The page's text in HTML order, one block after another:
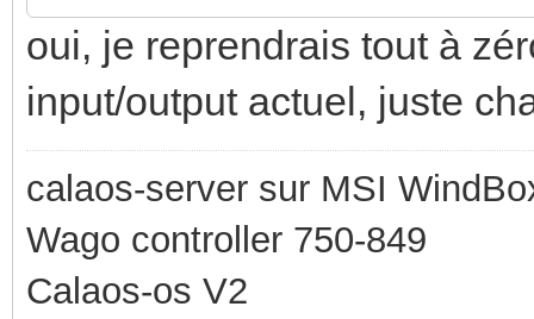
oui, je reprendrais tout à
input/output actuel, juste
calaos-server sur MSI
Wago controller 750-849
Calaos-os V2